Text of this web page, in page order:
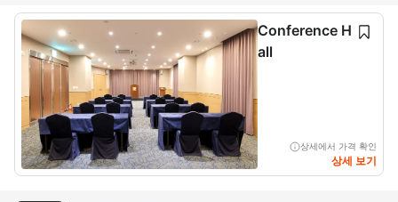
Conference H
all
상세에서 가격 확인
상세 보기